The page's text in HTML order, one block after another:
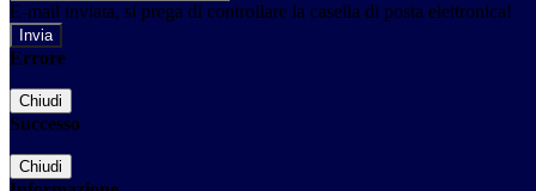
E-mail inviata, si prega di controllare la casella di posta elettronica!
Errore
Chiudi
Successo
Chiudi